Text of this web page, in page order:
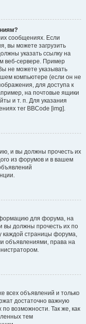
сообщениях. Если
вы можете загрузить
указать ссылку на
веб-сервере. Пример
не можете указывать
компьютере (если он не
для доступа к
на почтовые ящики
и т. п. Для указания
тег BBCode [img].
и вы должны прочесть их
из форумов и в вашем
для форума, на
вы должны прочесть их по
каждой страницы форума,
объявлениями, права на
всех объявлений и только
достаточно важную
возможности. Так же, как
тем